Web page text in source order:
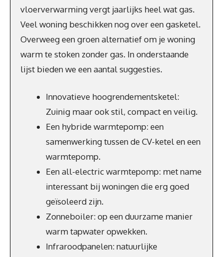
vloerverwarming vergt jaarlijks heel wat gas.
Veel woning beschikken nog over een gasketel.
Overweeg een groen alternatief om je woning
warm te stoken zonder gas. In onderstaande
lijst bieden we een aantal suggesties.
Innovatieve hoogrendementsketel:
Zuinig maar ook stil, compact en veilig.
Een hybride warmtepomp: een
samenwerking tussen de CV-ketel en een
warmtepomp.
Een all-electric warmtepomp: met name
interessant bij woningen die erg goed
geïsoleerd zijn.
Zonneboiler: op een duurzame manier
warm tapwater opwekken.
Infraroodpanelen: natuurlijke